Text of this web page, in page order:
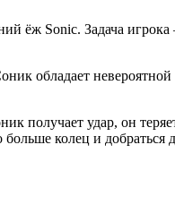
ёж Sonic. Задача
обладает
получает удар, он
больше колец и